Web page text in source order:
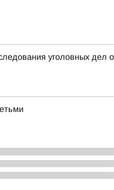
уголовных дел